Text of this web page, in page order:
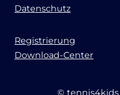
Datenschutz
Registrierung
Download-Center
© tennis4kids